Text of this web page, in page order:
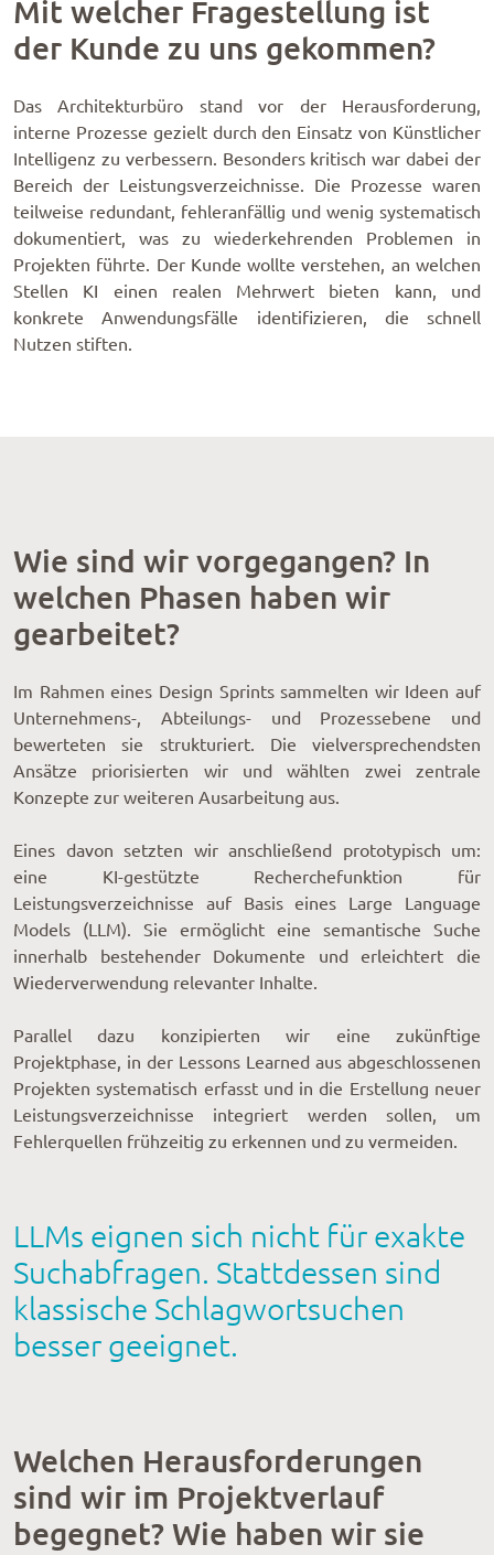
Mit welcher Fragestellung ist
der Kunde zu uns gekommen?
Das Architekturbüro stand vor der Herausforderung,
interne Prozesse gezielt durch den Einsatz von Künstlicher
Intelligenz zu verbessern. Besonders kritisch war dabei der
Bereich der Leistungsverzeichnisse. Die Prozesse waren
teilweise redundant, fehleranfällig und wenig systematisch
dokumentiert, was zu wiederkehrenden Problemen in
Projekten führte. Der Kunde wollte verstehen, an welchen
Stellen KI einen realen Mehrwert bieten kann, und
konkrete Anwendungsfälle identifizieren, die schnell
Nutzen stiften.
Wie sind wir vorgegangen? In
welchen Phasen haben wir
gearbeitet?
Im Rahmen eines Design Sprints sammelten wir Ideen auf
Unternehmens-, Abteilungs- und Prozessebene und
bewerteten sie strukturiert. Die vielversprechendsten
Ansätze priorisierten wir und wählten zwei zentrale
Konzepte zur weiteren Ausarbeitung aus.
Eines davon setzten wir anschließend prototypisch um:
eine KI-gestützte Recherchefunktion für
Leistungsverzeichnisse auf Basis eines Large Language
Models (LLM). Sie ermöglicht eine semantische Suche
innerhalb bestehender Dokumente und erleichtert die
Wiederverwendung relevanter Inhalte.
Parallel dazu konzipierten wir eine zukünftige
Projektphase, in der Lessons Learned aus abgeschlossenen
Projekten systematisch erfasst und in die Erstellung neuer
Leistungsverzeichnisse integriert werden sollen, um
Fehlerquellen frühzeitig zu erkennen und zu vermeiden.
LLMs eignen sich nicht für exakte
Suchabfragen. Stattdessen sind
klassische Schlagwortsuchen
besser geeignet.
Welchen Herausforderungen
sind wir im Projektverlauf
begegnet? Wie haben wir sie